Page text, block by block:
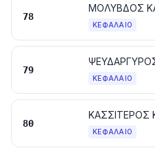
78
ΚΕΦΆΛΑΙΟ
79
ΚΕΦΆΛΑΙΟ
80
ΚΕΦΆΛΑΙΟ